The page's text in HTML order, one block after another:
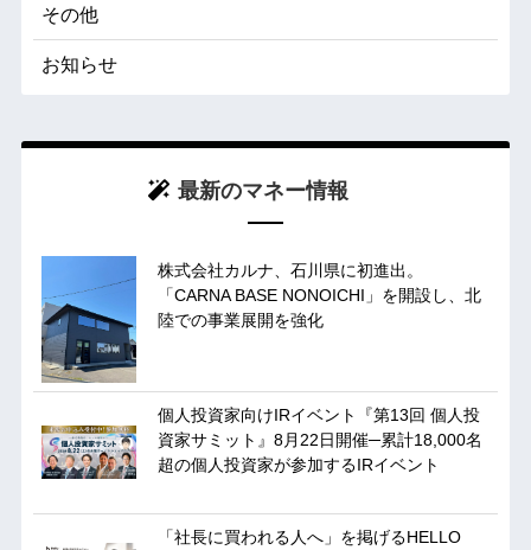
その他
お知らせ
最新のマネー情報
株式会社カルナ、石川県に初進出。
「CARNA BASE NONOICHI」を開設し、北
陸での事業展開を強化
個人投資家向けIRイベント『第13回 個人投
資家サミット』8月22日開催─累計18,000名
超の個人投資家が参加するIRイベント
「社長に買われる人へ」を掲げるHELLO